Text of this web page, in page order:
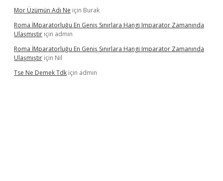
Mor Üzümün Adı Ne için Burak
Roma İMparatorluğu En Geniş Sınırlara Hangi Imparator Zamanında
Ulaşmıştır için admin
Roma İMparatorluğu En Geniş Sınırlara Hangi Imparator Zamanında
Ulaşmıştır için Nil
Tse Ne Demek Tdk için admin